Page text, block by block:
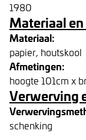
1980
Materiaal
Materiaal:
papier, houtskool
Afmetingen:
hoogte 101cm x
Verwerving
schenking